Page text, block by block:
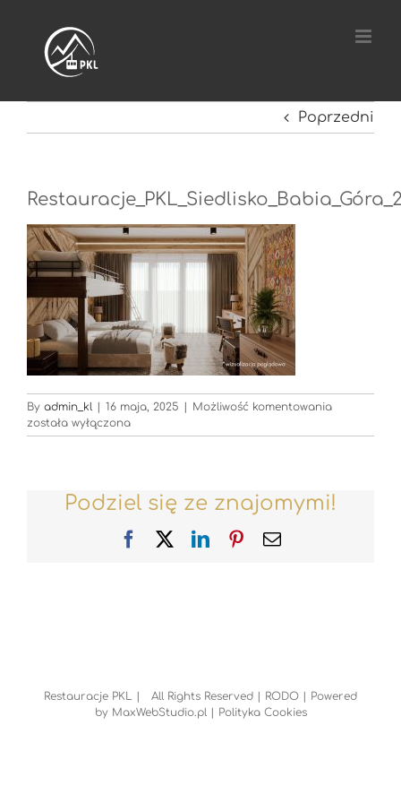
zawartości
Poprzedni
By admin_kl | 16 maja, 2025 | Możliwość komentowania
została wyłączona
Podziel się ze znajomymi!
FacebookLinkedInPinterest
Email
Restauracje PKL | All Rights Reserved | RODO | Powered
by MaxWebStudio.pl| Polityka Cookies